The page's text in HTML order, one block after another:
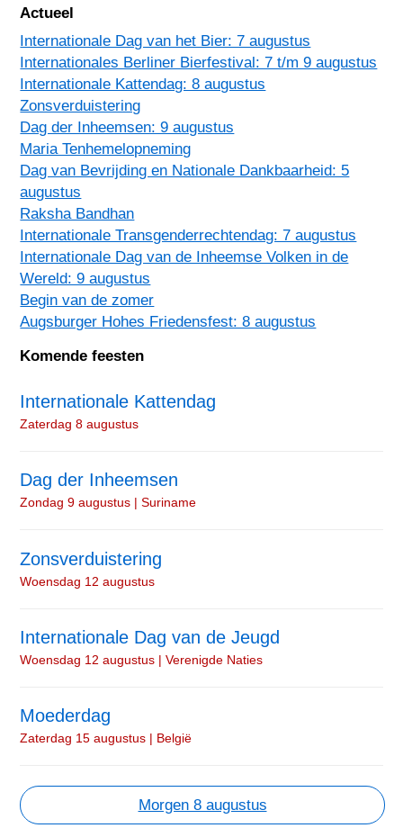
Actueel
Internationale Dag van het Bier: 7 augustus
Internationales Berliner Bierfestival: 7 t/m 9 augustus
Internationale Kattendag: 8 augustus
Zonsverduistering
Dag der Inheemsen: 9 augustus
Maria Tenhemelopneming
Dag van Bevrijding en Nationale Dankbaarheid: 5
augustus
Raksha Bandhan
Internationale Transgenderrechtendag: 7 augustus
Internationale Dag van de Inheemse Volken in de
Wereld: 9 augustus
Begin van de zomer
Augsburger Hohes Friedensfest: 8 augustus
Komende feesten
Internationale Kattendag
Zaterdag 8 augustus
Dag der Inheemsen
Zondag 9 augustus | Suriname
Zonsverduistering
Woensdag 12 augustus
Internationale Dag van de Jeugd
Woensdag 12 augustus | Verenigde Naties
Moederdag
Zaterdag 15 augustus | België
Morgen 8 augustus